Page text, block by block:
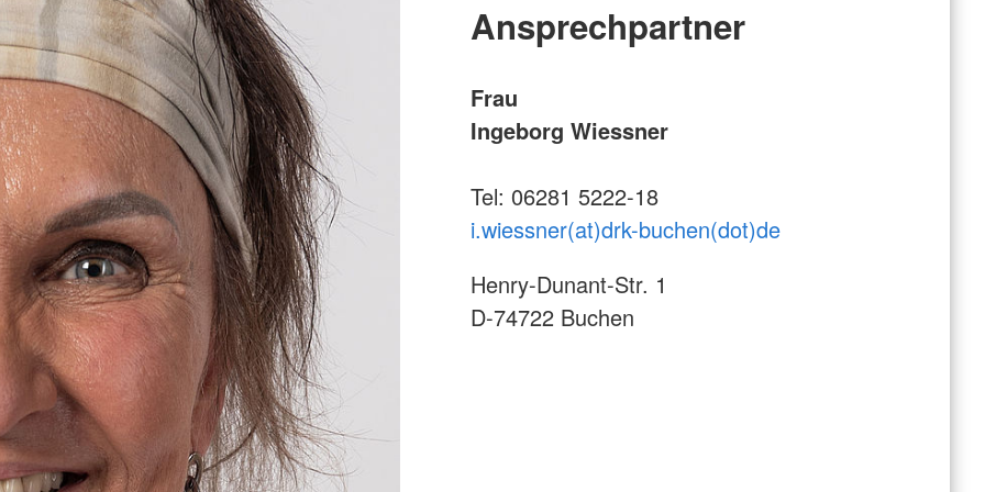
Ansprechpartner
Frau
Ingeborg Wiessner
Tel: 06281 5222-18
i.wiessner(at)drk-buchen(dot)de
Henry-Dunant-Str. 1
D-74722 Buchen